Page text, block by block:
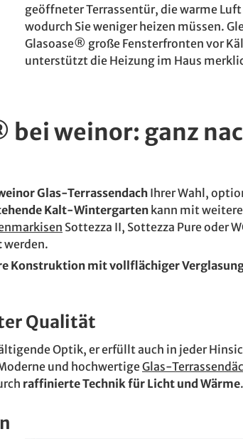
geöffneter Terrassentür, die warme
wodurch Sie weniger heizen müssen.
Glasoase® große Fensterfronten vor
unterstützt die Heizung im Haus
weinor: ganz
Glas-Terrassendach Ihrer Wahl,
Kalt-Wintergartenkann mit
Sottezza II, Sottezza Pure oder
werden.
Konstruktion mit vollflächiger
Qualität
Optik, er erfüllt auch in jeder
und hochwertigeGlas-
raffinierte Technik für Licht und Wärme.